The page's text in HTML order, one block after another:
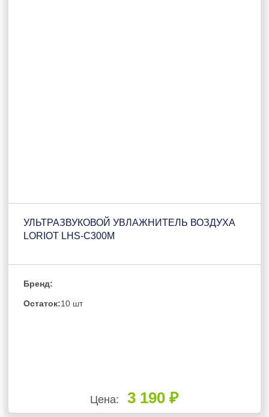
УЛЬТРАЗВУКОВОЙ УВЛАЖНИТЕЛЬ ВОЗДУХА
LORIOT LHS-C300M
Бренд:
Остаток:10 шт
Цена: 3 190 ₽